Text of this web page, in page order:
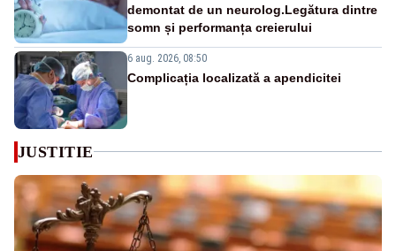
demontat de un neurolog.Legătura dintre
somn și performanța creierului
6 aug. 2026, 08:50
Complicația localizată a apendicitei
JUSTITIE